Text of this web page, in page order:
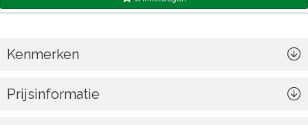
Kenmerken
Prijsinformatie